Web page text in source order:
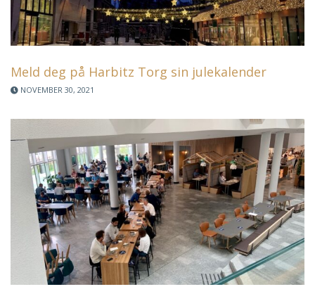
Meld deg på Harbitz Torg sin julekalender
NOVEMBER 30, 2021